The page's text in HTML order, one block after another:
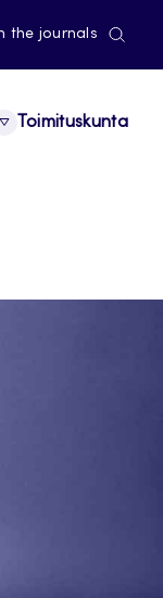
the journals
Toimituskunta